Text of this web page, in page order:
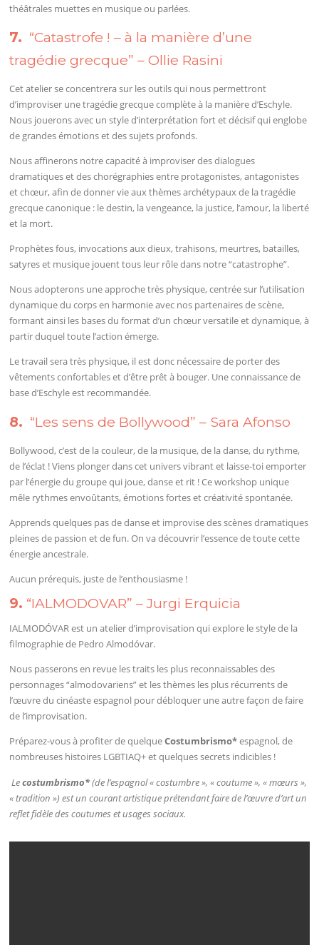
théâtrales muettes en musique ou parlées.
7. “Catastrofe ! – à la manière d’une
tragédie grecque” – Ollie Rasini
Cet atelier se concentrera sur les outils qui nous permettront
d’improviser une tragédie grecque complète à la manière d’Eschyle.
Nous jouerons avec un style d’interprétation fort et décisif qui englobe
de grandes émotions et des sujets profonds.
Nous affinerons notre capacité à improviser des dialogues
dramatiques et des chorégraphies entre protagonistes, antagonistes
et chœur, afin de donner vie aux thèmes archétypaux de la tragédie
grecque canonique : le destin, la vengeance, la justice, l’amour, la liberté
et la mort.
Prophètes fous, invocations aux dieux, trahisons, meurtres, batailles,
satyres et musique jouent tous leur rôle dans notre “catastrophe”.
Nous adopterons une approche très physique, centrée sur l’utilisation
dynamique du corps en harmonie avec nos partenaires de scène,
formant ainsi les bases du format d’un chœur versatile et dynamique, à
partir duquel toute l’action émerge.
Le travail sera très physique, il est donc nécessaire de porter des
vêtements confortables et d’être prêt à bouger. Une connaissance de
base d’Eschyle est recommandée.
8. “Les sens de Bollywood” – Sara Afonso
Bollywood, c’est de la couleur, de la musique, de la danse, du rythme,
de l’éclat ! Viens plonger dans cet univers vibrant et laisse-toi emporter
par l’énergie du groupe qui joue, danse et rit ! Ce workshop unique
mêle rythmes envoûtants, émotions fortes et créativité spontanée.
Apprends quelques pas de danse et improvise des scènes dramatiques
pleines de passion et de fun. On va découvrir l’essence de toute cette
énergie ancestrale.
Aucun prérequis, juste de l’enthousiasme !
9. “IALMODOVAR” – Jurgi Erquicia
IALMODÓVAR est un atelier d’improvisation qui explore le style de la
filmographie de Pedro Almodóvar.
Nous passerons en revue les traits les plus reconnaissables des
personnages “almodovariens” et les thèmes les plus récurrents de
l’œuvre du cinéaste espagnol pour débloquer une autre façon de faire
de l’improvisation.
Préparez-vous à profiter de quelqueCostumbrismo*espagnol, de
nombreuses histoires LGBTIAQ+ et quelques secrets indicibles !
Lecostumbrismo*(de l’espagnol « costumbre », « coutume », « mœurs »,
« tradition ») est un courant artistique prétendant faire de l’œuvre d’art un
reflet fidèle des coutumes et usages sociaux.